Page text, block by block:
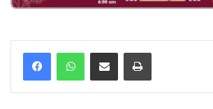
Compartir por correo electrónicoImprimir